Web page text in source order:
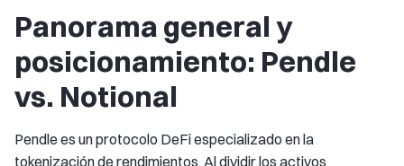
Panorama general y
posicionamiento: Pendle
vs. Notional
Pendle es un protocolo DeFi especializado en la
tokenización de rendimientos. Al dividir los activos